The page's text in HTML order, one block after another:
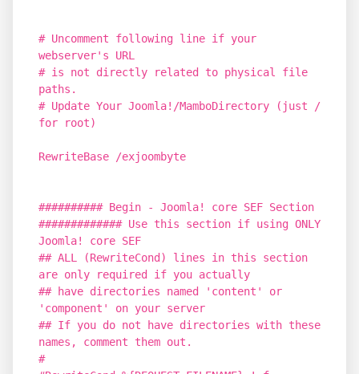
# Uncomment following line if your
webserver's URL
# is not directly related to physical file
paths.
# Update Your Joomla!/MamboDirectory (just /
for root)
RewriteBase /exjoombyte
########## Begin - Joomla! core SEF Section
############# Use this section if using ONLY
Joomla! core SEF
## ALL (RewriteCond) lines in this section
are only required if you actually
## have directories named 'content' or
'component' on your server
## If you do not have directories with these
names, comment them out.
#